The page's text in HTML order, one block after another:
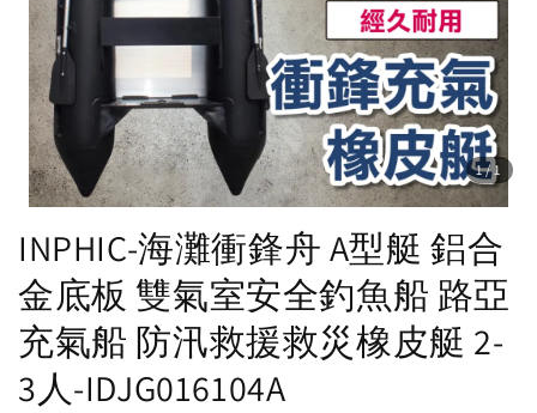
1/1
INPHIC-海灘衝鋒舟 A型艇 鋁合
金底板 雙氣室安全釣魚船 路亞
充氣船 防汛救援救災橡皮艇 2-
3人-IDJG016104A